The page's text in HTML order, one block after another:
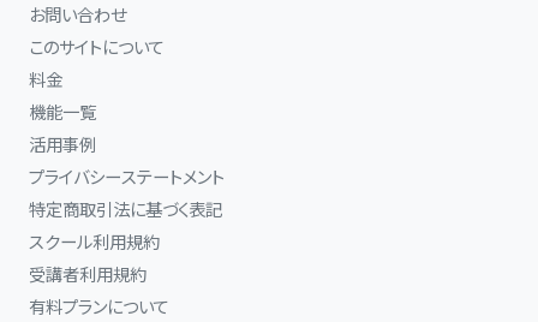
お問い合わせ
このサイトについて
料金
機能一覧
活用事例
プライバシーステートメント
特定商取引法に基づく表記
スクール利用規約
受講者利用規約
有料プランについて